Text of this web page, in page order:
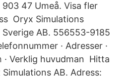
903 47 Umeå. Visa fler
Oryx Simulations
AB. 556553-9185
· Adresser ·
Verklig huvudman Hitta
AB. Adress: